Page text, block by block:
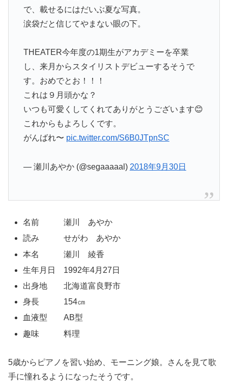
で、載せるにはだいぶ夏な写真。
涙袋だと信じてやまない眼の下。
THEATER今年度の1期生がアカデミーを卒業
し、来月からスタイリストデビューするそうで
す。おめでとお！！！
これは９月頭かな？
いつも可愛くしてくれてありがとうございます😊
これからもよろしくです。
がんばれ〜 pic.twitter.com/S6B0JTpnSC
— 瀬川あやか (@segaaaaal) 2018年9月30日
名前 瀬川 あやか
読み せがわ あやか
本名 瀬川 綾香
生年月日 1992年4月27日
出身地 北海道富良野市
身長 154㎝
血液型 AB型
趣味 料理
5歳からピアノを習い始め、モーニング娘。さんを見て歌
手に憧れるようになったそうです。